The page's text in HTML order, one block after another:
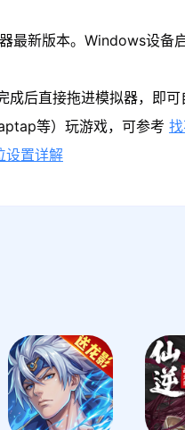
新版本。Windows设备
后直接拖进模拟器，即可
等）玩游戏，可参考
设置详解